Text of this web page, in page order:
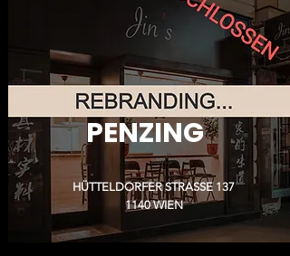
HÜTTELDORFER STRASSE 137
1140 WIEN
PENZING